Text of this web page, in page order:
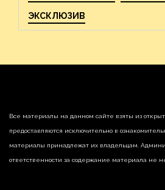
ЭКСКЛЮЗИВ
Все материалы на данном сайте взяты из
предоставляются исключительно в
материалы принадлежат их владельцам.
ответственности за содержание материала не